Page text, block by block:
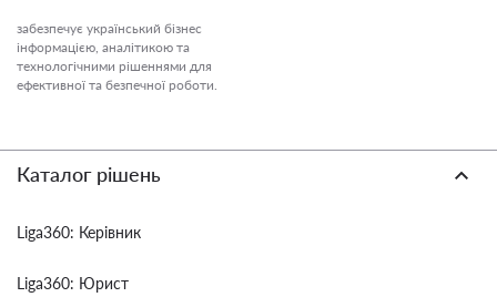
забезпечує український бізнес
інформацією, аналітикою та
технологічними рішеннями для
ефективної та безпечної роботи.
Каталог рішень
Liga360: Керівник
Liga360: Юрист